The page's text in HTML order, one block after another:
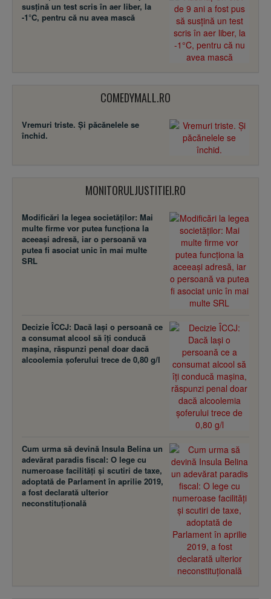
susţină un test scris în aer liber, la
-1°C, pentru că nu avea mască
COMEDYMALL.RO
Vremuri triste. Şi păcănelele se
închid.
MONITORULJUSTITIEI.RO
Modificări la legea societăţilor: Mai
multe firme vor putea funcţiona la
aceeaşi adresă, iar o persoană va
putea fi asociat unic în mai multe
SRL
Decizie ÎCCJ: Dacă laşi o persoană ce
a consumat alcool să îţi conducă
maşina, răspunzi penal doar dacă
alcoolemia şoferului trece de 0,80 g/l
Cum urma să devină Insula Belina un
adevărat paradis fiscal: O lege cu
numeroase facilităţi şi scutiri de taxe,
adoptată de Parlament în aprilie 2019,
a fost declarată ulterior
neconstituţională